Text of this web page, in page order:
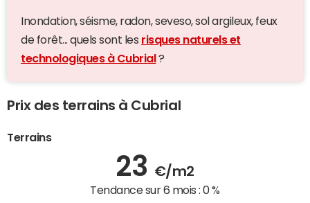
Inondation, séisme, radon, seveso, sol argileux, feux
de forêt... quels sont les risques naturels et
technologiques à Cubrial ?
Prix des terrains à Cubrial
Terrains
23 €/m2
Tendance sur 6 mois :0 %